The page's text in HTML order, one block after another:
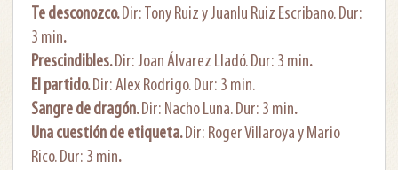
Te desconozco.Dir: Tony Ruiz y Juanlu Ruiz Escribano. Dur:
3 min.
Prescindibles.Dir: Joan Álvarez Lladó. Dur: 3 min.
El partido.Dir: Alex Rodrigo. Dur: 3 min.
Sangre de dragón.Dir: Nacho Luna. Dur: 3 min.
Una cuestión de etiqueta.Dir: Roger Villaroya y Mario
Rico. Dur: 3 min.